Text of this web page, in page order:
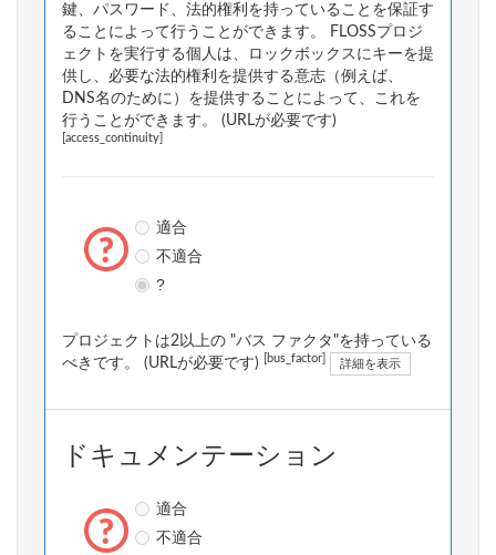
鍵、パスワード、法的権利を持っていることを保証す
ることによって行うことができます。 FLOSSプロジ
ェクトを実行する個人は、ロックボックスにキーを提
供し、必要な法的権利を提供する意志（例えば、
DNS名のために）を提供することによって、これを
行うことができます。 (URLが必要です)
[access_continuity]
適合
不適合
?
プロジェクトは2以上の "バス ファクタ"を持っている
べきです。 (URLが必要です)
[bus_factor] 詳細を表示
ドキュメンテーション
適合
不適合